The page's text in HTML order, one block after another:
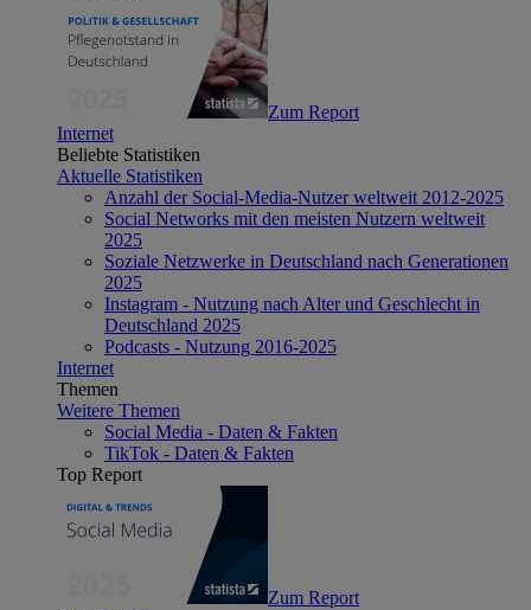
Zum Report
Internet
Beliebte Statistiken
Aktuelle Statistiken
Anzahl der Social-Media-Nutzer weltweit 2012-2025
Social Networks mit den meisten Nutzern weltweit
2025
Soziale Netzwerke in Deutschland nach Generationen
2025
Instagram - Nutzung nach Alter und Geschlecht in
Deutschland 2025
Podcasts - Nutzung 2016-2025
Internet
Themen
Weitere Themen
Social Media - Daten & Fakten
TikTok - Daten & Fakten
Top Report
Zum Report